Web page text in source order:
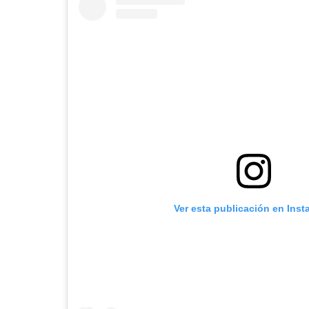
Ver esta publicación en